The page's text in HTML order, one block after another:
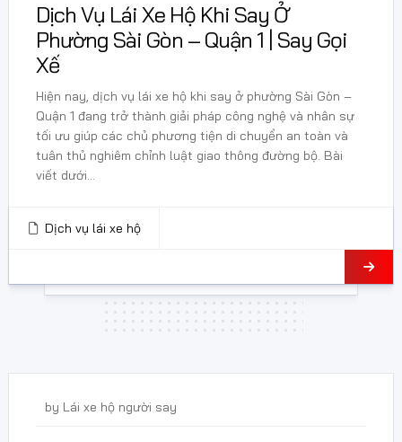
Dịch Vụ Lái Xe Hộ Khi Say Ở
Phường Sài Gòn – Quận 1 | Say Gọi
Xế
Hiện nay, dịch vụ lái xe hộ khi say ở phường Sài Gòn –
Quận 1 đang trở thành giải pháp công nghệ và nhân sự
tối ưu giúp các chủ phương tiện di chuyển an toàn và
tuân thủ nghiêm chỉnh luật giao thông đường bộ. Bài
viết dưới...
Dịch vụ lái xe hộ
by Lái xe hộ người say